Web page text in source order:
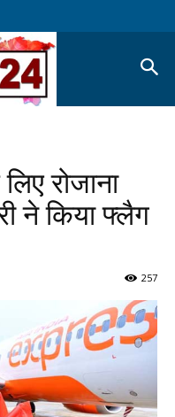
रोजाना
ने किया फ्लैग
257